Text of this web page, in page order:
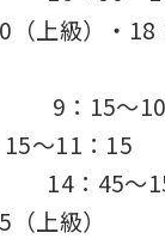
上級）・18
15〜10
〜11：15
〜15：
上級）
an
The
may